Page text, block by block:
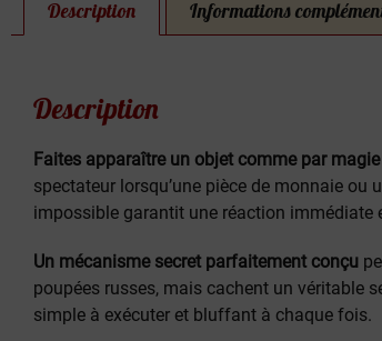
Description Informations
Description
Faites apparaître un objet comme par magie
spectateur lorsqu’une pièce de monnaie
impossible garantit une réaction immédiate
Un mécanisme secret parfaitement conçu
poupées russes, mais cachent un véritable
simple à exécuter et bluffant à chaque fois.